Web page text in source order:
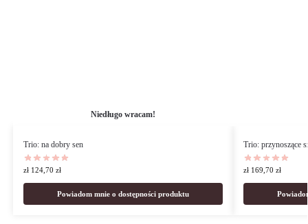
Niedługo wracam!
Trio: na dobry sen
zł 124,70 zł
Powiadom mnie o dostępności produktu
Trio: przynoszące
zł 169,70 zł